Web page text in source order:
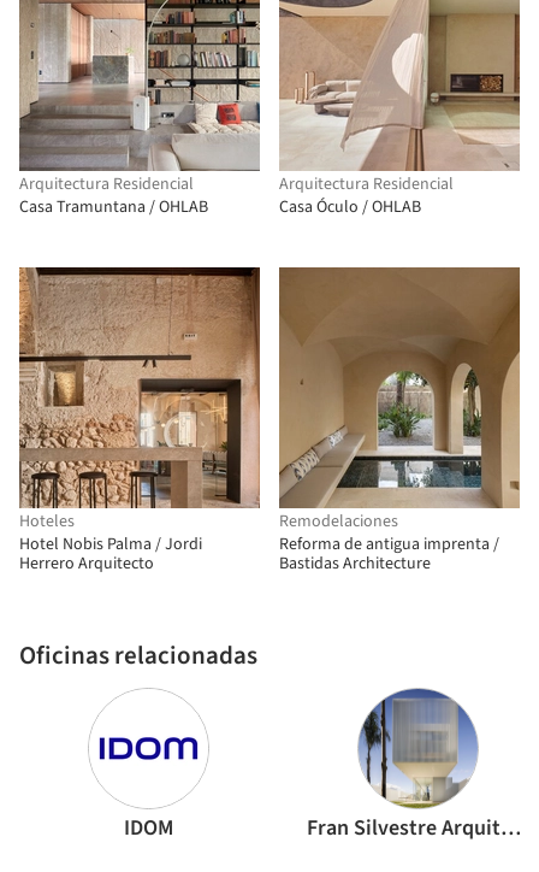
Arquitectura Residencial
Casa Tramuntana / OHLAB
Arquitectura Residencial
Casa Óculo / OHLAB
Hoteles
Hotel Nobis Palma / Jordi
Herrero Arquitecto
Oficinas relacionadas
IDOM Fran Silvestre Arquitectos
Remodelaciones
Reforma de antigua imprenta /
Bastidas Architecture